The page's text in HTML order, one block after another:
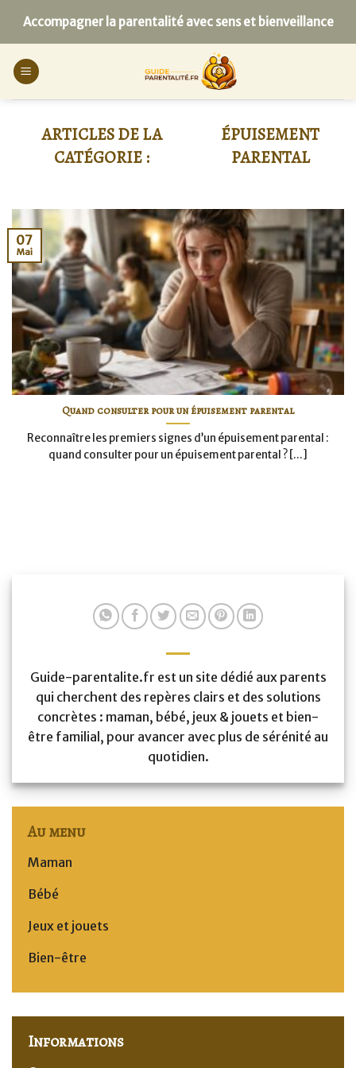
content
Accompagner la parentalité avec sens et bienveillance
ÉPUISEMENT
PARENTAL
Quand consulter pour un épuisement parental
Reconnaître les premiers signes d’un épuisement parental :
quand consulter pour un épuisement parental ? [...]
07
Mai
Guide-parentalite.fr est un site dédié aux parents
qui cherchent des repères clairs et des solutions
concrètes : maman, bébé, jeux & jouets et bien-
être familial, pour avancer avec plus de sérénité au
quotidien.
Au menu
Maman
Bébé
Jeux et jouets
Bien-être
Informations